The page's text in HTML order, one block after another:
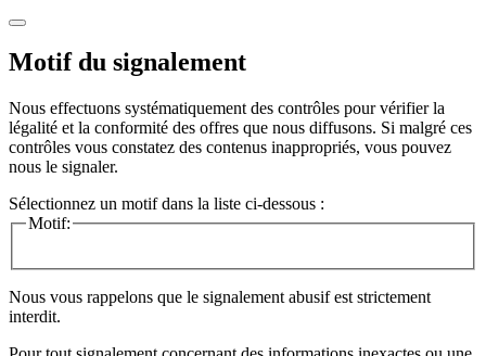
Motif du signalement
Nous effectuons systématiquement des contrôles pour vérifier la
légalité et la conformité des offres que nous diffusons. Si malgré ces
contrôles vous constatez des contenus inappropriés, vous pouvez
nous le signaler.
Sélectionnez un motif dans la liste ci-dessous :
Motif:
Nous vous rappelons que le signalement abusif est strictement
interdit.